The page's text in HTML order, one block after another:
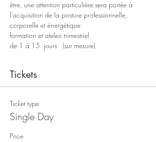
être, une attention particulière sera portée à
l'acquisition de la posture professionnelle,
corporelle et énergétique
formation et ateleir trimestriel
de 1 à 15  jours   (sur mesure)
Tickets
Ticket type
Single Day
Price